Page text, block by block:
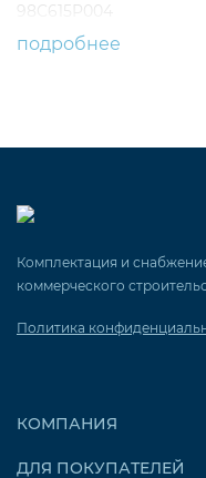
98C615P004
подробнее
Комплектация и
коммерческого
Политика
КОМПАНИЯ
ДЛЯ ПОКУПАТЕЛЕЙ